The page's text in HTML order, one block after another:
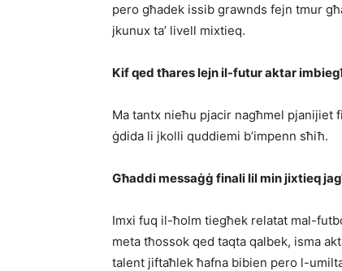
pero għadek issib grawnds fejn tmur
jkunux ta’ livell mixtieq.
Kif qed tħares lejn il-futur aktar
Ma tantx nieħu pjacir nagħmel
ġdida li jkolli quddiemi b’impenn sħiħ.
Għaddi messaġġ finali lil min jixtieq
Imxi fuq il-ħolm tiegħek relatat mal-
meta tħossok qed taqta qalbek, isma
talent jiftaħlek ħafna bibien pero l-